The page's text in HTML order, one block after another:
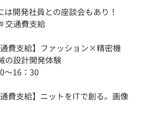
開発社員との座談会もあり！
交通費支給
費支給】ファッション×精密機
の設計開発体験
～16：30
費支給】ニットをITで創る。画像